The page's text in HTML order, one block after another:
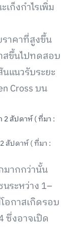
ก็งกำไรเพิ่ม
ราคาที่สูงขึ้น
สขึ้นไปทดสอบ
แนวรับระยะ
Cross บน
สัปดาห์ ( ที่มา :
มากกว่านั้น
ระหว่าง 1–
อกาสเกิดรอบ
ซึ่งอาจเปิด